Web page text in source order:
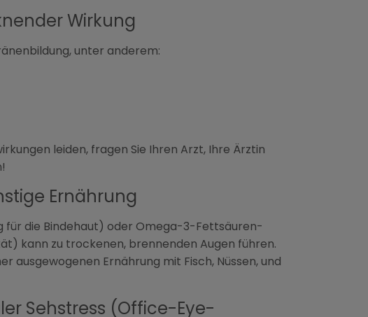
Wirkung
unter anderem:
leiden, fragen Sie Ihren Arzt, Ihre Ärztin
Ernährung
für die Bindehaut) oder Omega-3-Fettsäuren-
kann zu trockenen, brennenden Augen führen.
ausgewogenen Ernährung mit Fisch, Nüssen, und
Sehstress (Office-Eye-